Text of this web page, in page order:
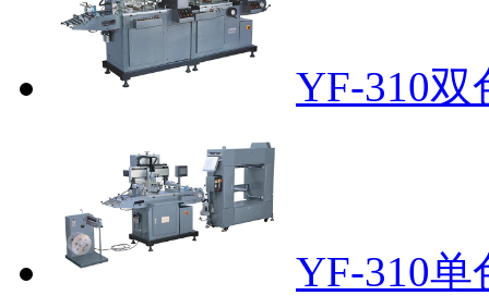
YF-310
YF-310